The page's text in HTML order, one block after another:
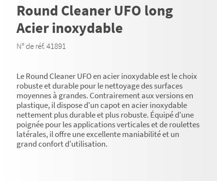
Round Cleaner UFO long
Acier inoxydable
N° de réf. 41891
Le Round Cleaner UFO en acier inoxydable est le choix
robuste et durable pour le nettoyage des surfaces
moyennes à grandes. Contrairement aux versions en
plastique, il dispose d'un capot en acier inoxydable
nettement plus durable et plus robuste. Équipé d'une
poignée pour les applications verticales et de roulettes
latérales, il offre une excellente maniabilité et un
grand confort d'utilisation.